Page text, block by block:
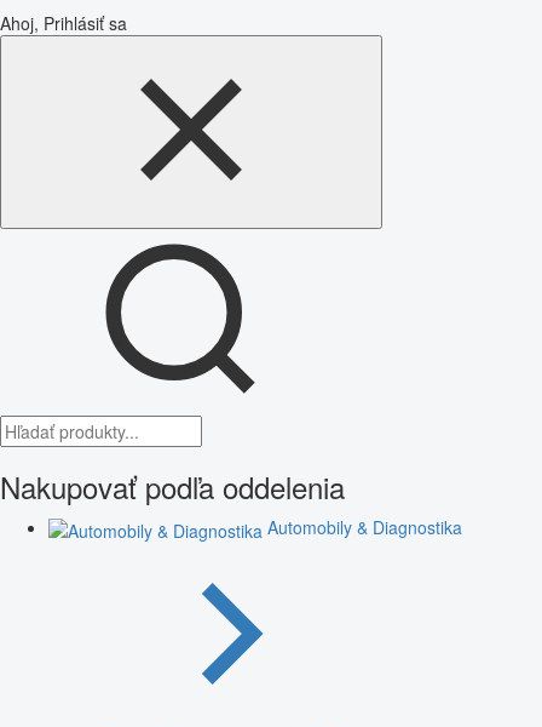
Ahoj, Prihlásiť sa
Nakupovať podľa oddelenia
Automobily & Diagnostika